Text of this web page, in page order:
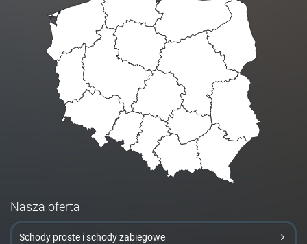
Nasza oferta
Schody proste i schody zabiegowe